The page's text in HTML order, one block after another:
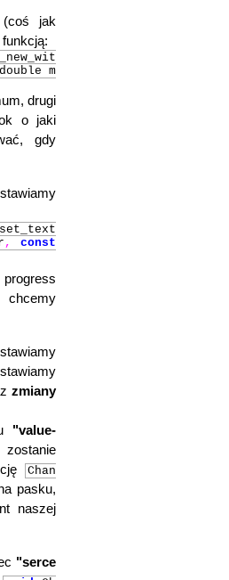
(coś jak
m
drugi
o jaki
gdy
,
const
zmiany
"value-
Chan
pasku,
naszej
"serce